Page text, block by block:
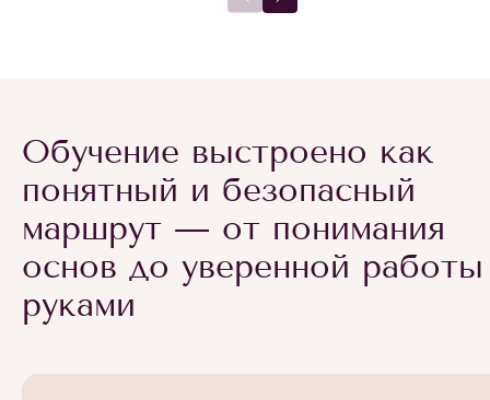
Обучение выстроено как
понятный и безопасный
маршрут — от понимания
основ до уверенной работы
руками